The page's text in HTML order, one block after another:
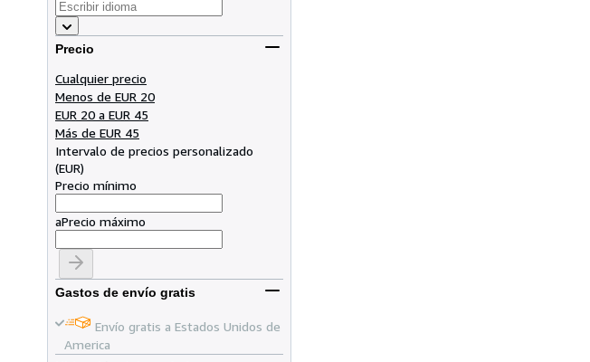
Precio
Cualquier precio
Menos de EUR 20
EUR 20 a EUR 45
Más de EUR 45
Intervalo de precios personalizado
(EUR)
Precio mínimo
aPrecio máximo
Gastos de envío gratis
Envío gratis a Estados Unidos de
America